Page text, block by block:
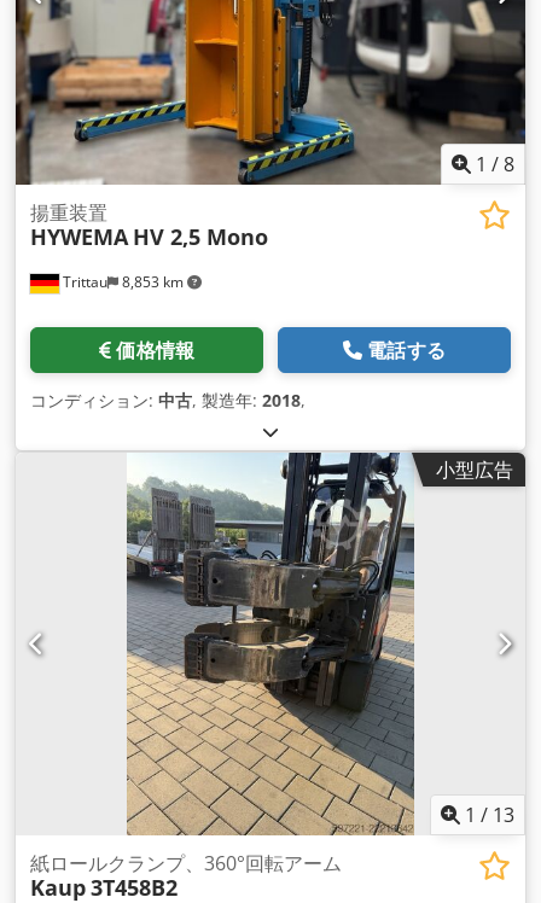
1 /8
Trittau 8,853 km
揚重装置
HYWEMA HV 2,5 Mono
価格情報 電話する
コンディション: 中古, 製造年: 2018,
小型広告
1 / 13
紙ロールクランプ、360°回転アーム
Kaup3T458B2